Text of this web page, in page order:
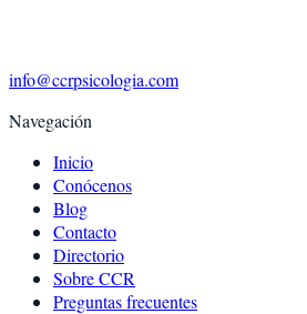
info@ccrpsicologia.com
Navegación
Inicio
Conócenos
Blog
Contacto
Directorio
Sobre CCR
Preguntas frecuentes